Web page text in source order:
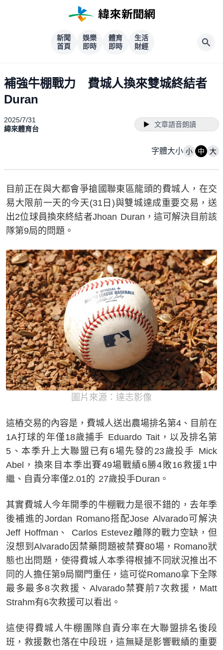
新聞
首頁
娛樂
即時
體育
即時
生活
財經
補強牛棚戰力 費城人換來雙城終結者
Duran
2025/7/31
緯來體育台
文章語音朗讀
字體大小 小 中 大
目前正在與大都會爭搶國聯東區龍頭的費城人，在交
易大限前一天的今天(31日)與雙城達成重要交易，送
出2位球員換來終結者Jhoan Duran，這可解決目前該
隊第9局的問題。
圖片來源：達志影像
這樁交易的內容是，費城人送出農場排名第4、目前在
1A打球的年僅18歲捕手 Eduardo Tait，以及排名第
5、本季升上大聯盟已有6場先發的23歲投手 Mick
Abel，換來目本季出賽49場戰績6勝4敗16救援1中
繼、自責分率僅2.01的 27歲投手Duran。
其實費城人今年開季的牛棚戰力是很不錯的，去年季
後補進的Jordan Romano搭配Jose Alvarado可解決
Jeff Hoffman、 Carlos Estevez離隊的戰力空缺，但
沒想到Alvarado因禁藥問題被禁賽80場，Romano狀
態也出問題，使得費城人本季得根據不同狀況推出不
同的人擔任第9局關門重任，這可從Romano拿下全隊
最多最多8次救援、Alvarado禁賽前7次救援，Matt
Strahm有6次救援可以看出。
這使得費城人牛棚團隊自責分率在大聯盟排名後段
班，救援數也落在中段班，這無疑是影響戰績的重要